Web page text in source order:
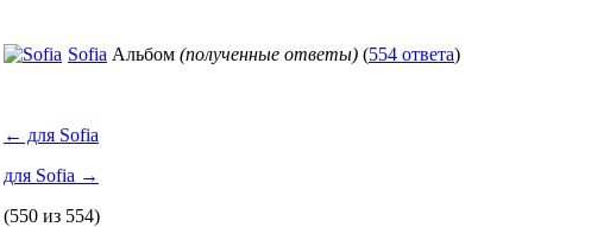
Sofia Альбом (полученные ответы) (554 ответа)
← для Sofia
для Sofia →
(550 из 554)